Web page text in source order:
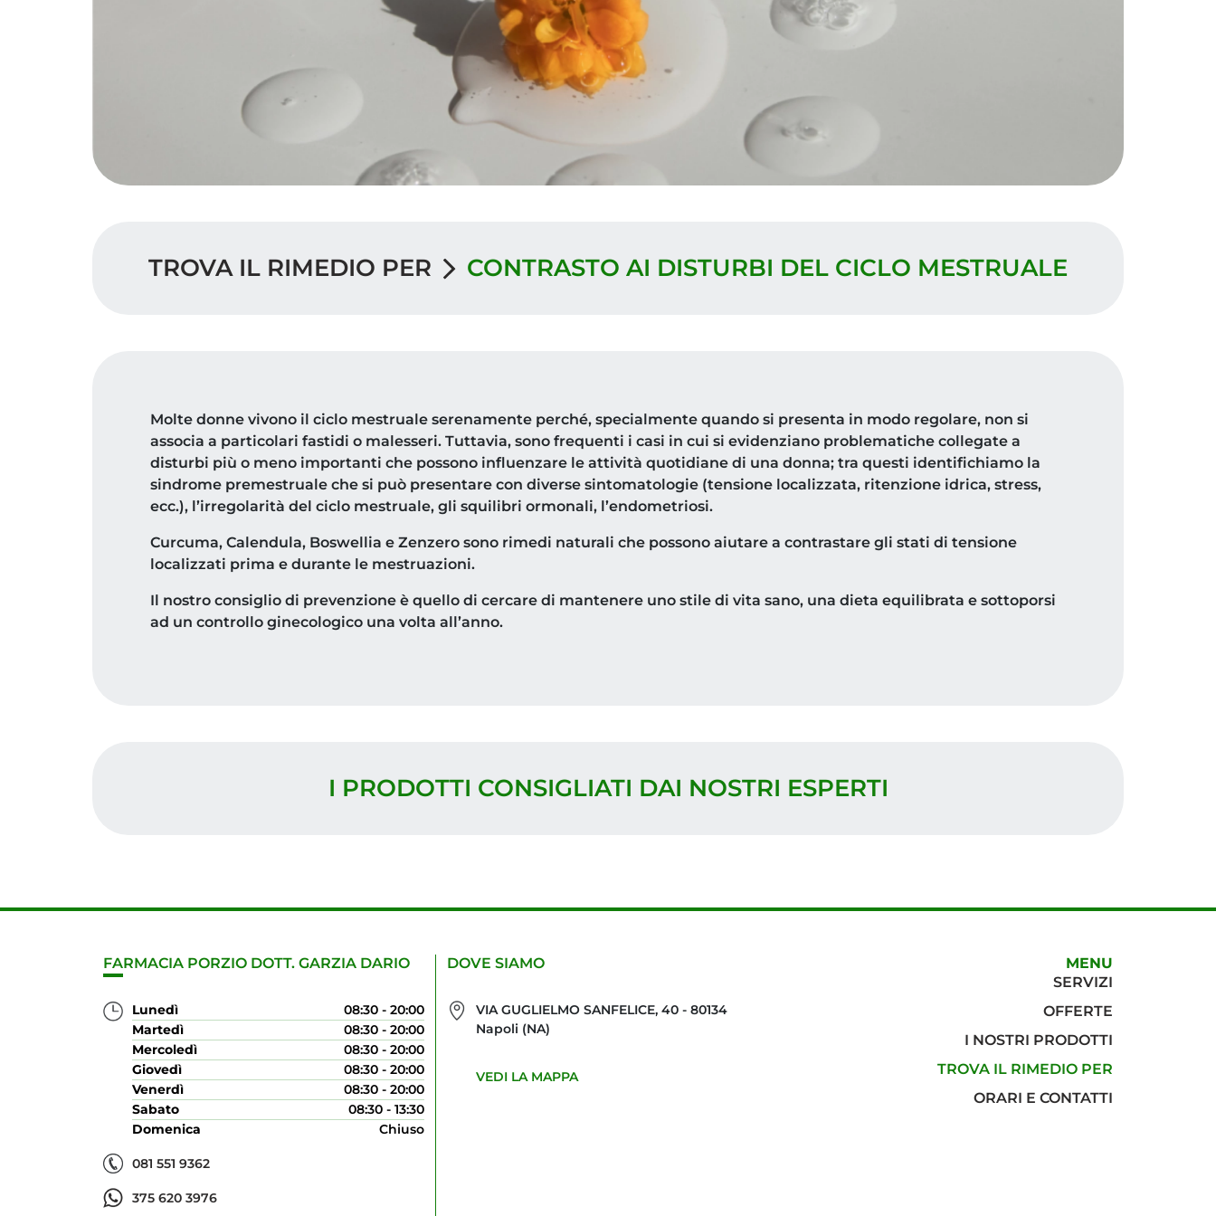
TROVA IL RIMEDIO PER CONTRASTO AI DISTURBI DEL CICLO MESTRUALE
Molte donne vivono il ciclo mestruale serenamente perché, specialmente quando si presenta in modo regolare, non si
associa a particolari fastidi o malesseri. Tuttavia, sono frequenti i casi in cui si evidenziano problematiche collegate a
disturbi più o meno importanti che possono influenzare le attività quotidiane di una donna; tra questi identifichiamo la
sindrome premestruale che si può presentare con diverse sintomatologie (tensione localizzata, ritenzione idrica, stress,
ecc.), l’irregolarità del ciclo mestruale, gli squilibri ormonali, l’endometriosi.
Curcuma, Calendula, Boswellia e Zenzero sono rimedi naturali che possono aiutare a contrastare gli stati di tensione
localizzati prima e durante le mestruazioni.
Il nostro consiglio di prevenzione è quello di cercare di mantenere uno stile di vita sano, una dieta equilibrata e sottoporsi
ad un controllo ginecologico una volta all’anno.
I PRODOTTI CONSIGLIATI DAI NOSTRI ESPERTI
FARMACIA PORZIO DOTT. GARZIA DARIO
Lunedì
08:30 - 20:00
Martedì
08:30 - 20:00
Mercoledì
08:30 - 20:00
Giovedì
08:30 - 20:00
Venerdì
08:30 - 20:00
Sabato
08:30 - 13:30
Domenica
Chiuso
081 551 9362
375 620 3976
DOVE SIAMO
VIA GUGLIELMO SANFELICE, 40 - 80134
Napoli (NA)
VEDI LA MAPPA
MENU
SERVIZI
OFFERTE
I NOSTRI PRODOTTI
TROVA IL RIMEDIO PER
ORARI E CONTATTI